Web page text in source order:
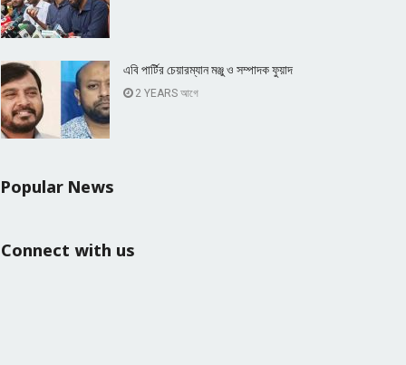
এবি পার্টির চেয়ারম্যান মঞ্জু ও সম্পাদক ফুয়াদ
2 YEARS আগে
Popular News
Connect with us